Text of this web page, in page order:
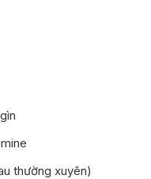
thường xuyên)